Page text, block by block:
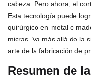
cabeza. Pero ahora, el
Esta tecnología puede
quirúrgico en metal o
micras. Va más allá de la
arte de la fabricación de
Resumen de